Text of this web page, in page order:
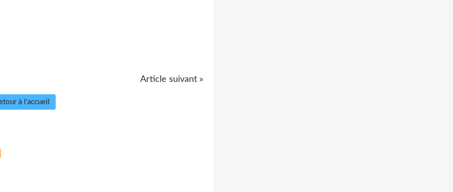
Article suivant »
à l'accueil